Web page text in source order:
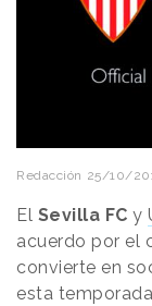
Redacción 25/10/
El Sevilla FC y
acuerdo por el
convierte en
esta